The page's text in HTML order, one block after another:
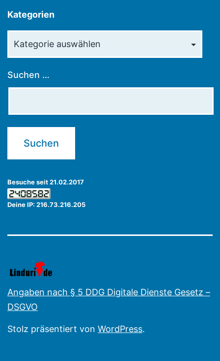
Kategorien
Suchen …
Besuche seit 21.02.2017
Deine IP: 216.73.216.205
Angaben nach § 5 DDG Digitale Dienste Gesetz –
DSGVO
Stolz präsentiert von WordPress.